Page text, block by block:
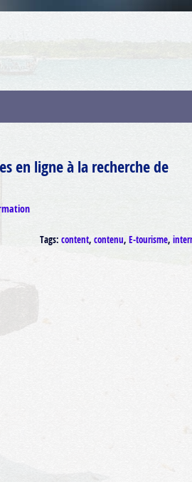
en ligne à la recherche de
Tags: content, contenu, E-tourisme,